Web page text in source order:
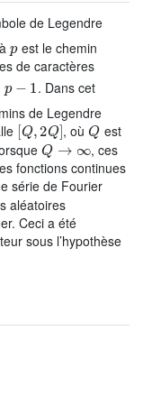
de Legendre
est le chemin
de caractères
. Dans cet
de Legendre
[Q,2 Q], oùQ est
Q→ ∞
, ces
fonctions continues
série de Fourier
aléatoires
Ceci a été
sous l’hypothèse